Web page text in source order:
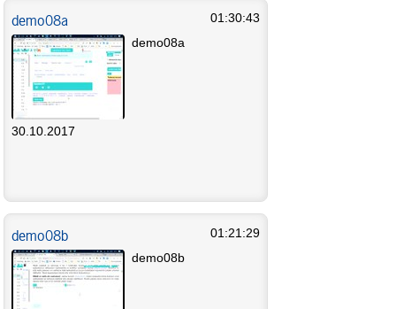
demo08a
01:30:43
demo08a
30.10.2017
demo08b
01:21:29
demo08b